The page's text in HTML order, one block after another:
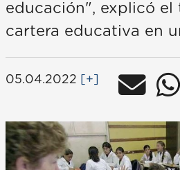
educación", explicó el
cartera educativa en
05.04.2022 [+]